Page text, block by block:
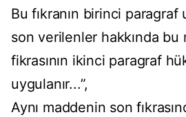
Bu fıkranın birinci paragraf
son verilenler hakkında bu
fikrasının ikinci paragraf
uygulanır...”,
Aynı maddenin son